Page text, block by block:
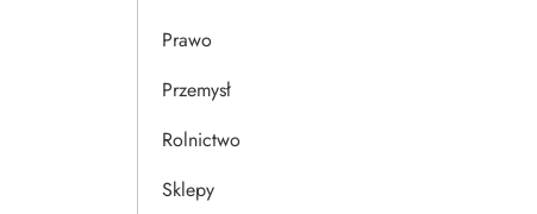
Prawo
Przemysł
Rolnictwo
Sklepy